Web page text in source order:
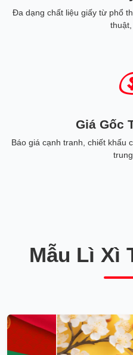
Đa dạng chất liệu giấy từ phổ
thuật,
Giá Gốc
Báo giá cạnh tranh, chiết khấu
Mẫu Lì Xì